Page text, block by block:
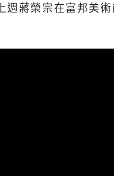
蔣榮宗在富邦美